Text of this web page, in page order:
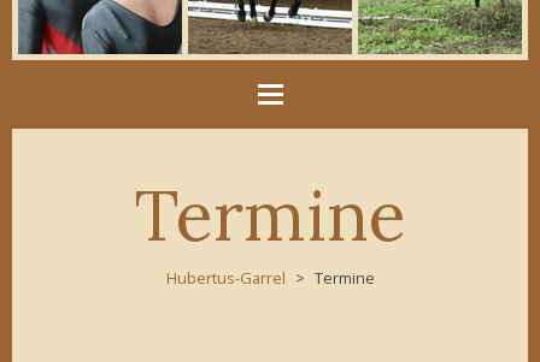
Termine
Hubertus-Garrel Termine